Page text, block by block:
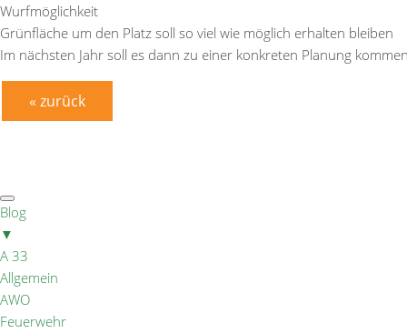
Wurfmöglichkeit
Grünfläche um den Platz soll so viel wie möglich erhalten bleiben
Im nächsten Jahr soll es dann zu einer konkreten Planung
« zurück
Blog
▼
A 33
Allgemein
AWO
Feuerwehr